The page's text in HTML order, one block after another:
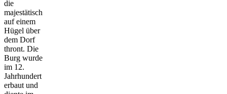
die
majestätisch
auf einem
Hügel über
dem Dorf
thront. Die
Burg wurde
im 12.
Jahrhundert
erbaut und